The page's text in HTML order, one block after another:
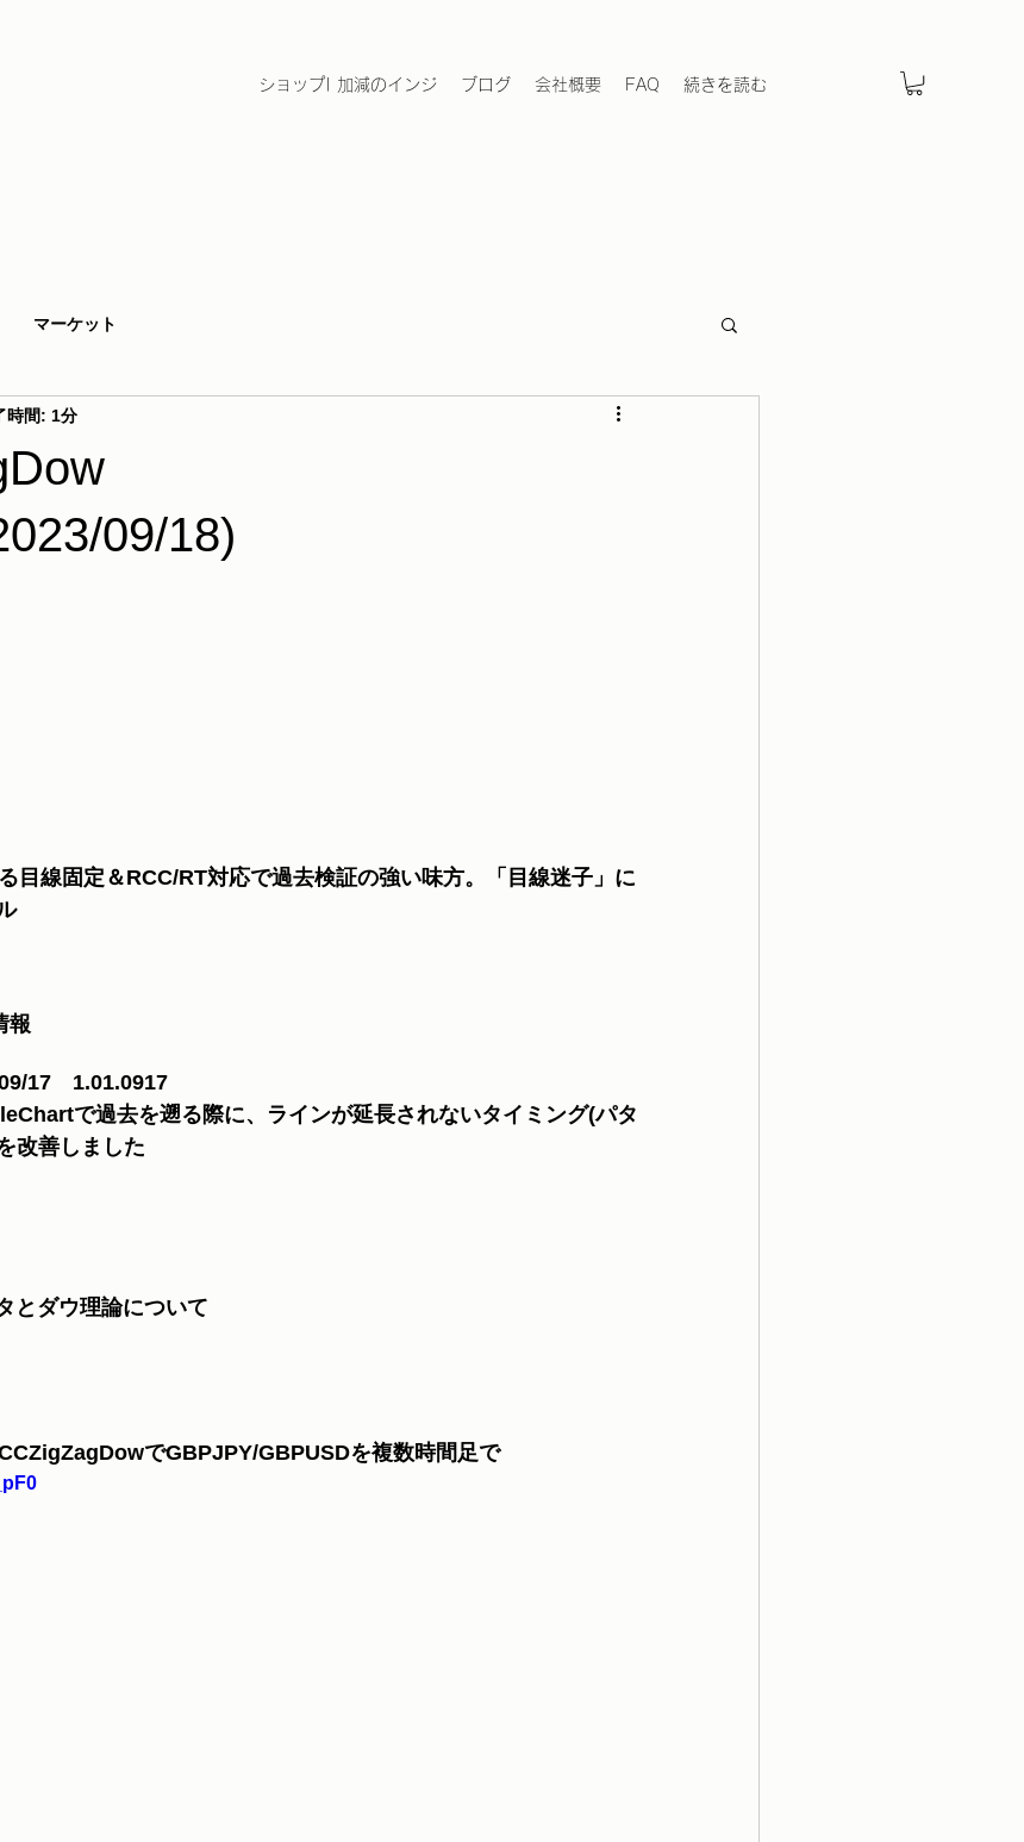
ショップ| 加減のインジ ブログ 会社概要 FAQ 続きを読む
マーケット
09/18)
時間: 1分
目線固定＆RCC/RT対応で過去検証の強い味方。「目線迷子」に
報
17　1.01.0917
で過去を遡る際に、ラインが延長されないタイミング(パタ
改善しました
とダウ理論について
でGBPJPY/GBPUSDを複数時間足で